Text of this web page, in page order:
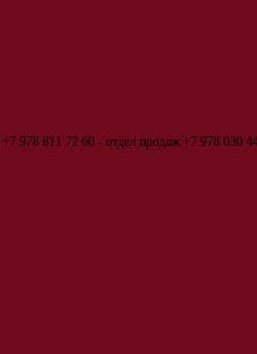
+7 978 811 72 60 - отдел продаж +7 978 030